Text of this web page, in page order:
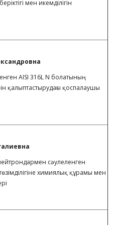
мен икемділігін
AISI 316L N болатының
қалыптастырудағы қоспалаушы
сәулеленген
химиялық құрамы мен